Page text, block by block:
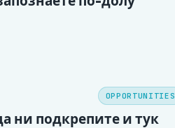
OPPORTUNITIES
ни подкрепите и тук